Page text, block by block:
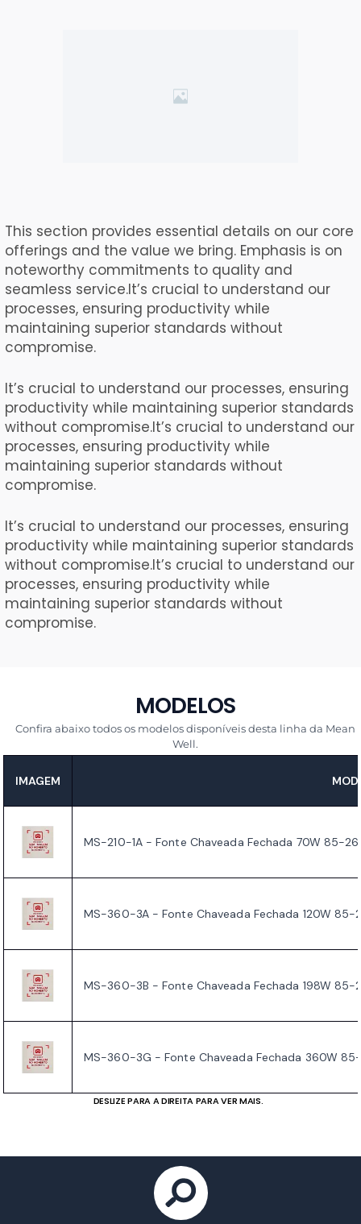
This section provides essential details on our core
offerings and the value we bring. Emphasis is on
noteworthy commitments to quality and
seamless service.It’s crucial to understand our
processes, ensuring productivity while
maintaining superior standards without
compromise.
It’s crucial to understand our processes, ensuring
productivity while maintaining superior standards
without compromise.It’s crucial to understand our
processes, ensuring productivity while
maintaining superior standards without
compromise.
It’s crucial to understand our processes, ensuring
productivity while maintaining superior standards
without compromise.It’s crucial to understand our
processes, ensuring productivity while
maintaining superior standards without
compromise.
MODELOS
Confira abaixo todos os modelos disponíveis desta linha da Mean
Well.
IMAGEM
MS-210-1A - Fonte Chaveada Fechada 70W 85-
MS-360-3A - Fonte Chaveada Fechada 120W 85-
MS-360-3B - Fonte Chaveada Fechada 198W 85-
MS-360-3G - Fonte Chaveada Fechada 360W 85-
DESLIZE PARA A DIREITA PARA VER MAIS.